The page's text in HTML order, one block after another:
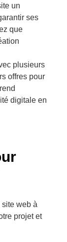
un
ses
que
plusieurs
offres pour
digitale en
site web à
projet et